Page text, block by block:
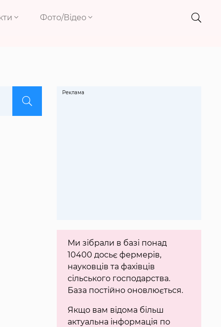
Фото/Відео
Ми зібрали в базі понад
10400 досьє фермерів,
науковців та фахівців
сільського господарства.
База постійно оновлюється.
Якщо вам відома більш
актуальна інформація по
Реклама